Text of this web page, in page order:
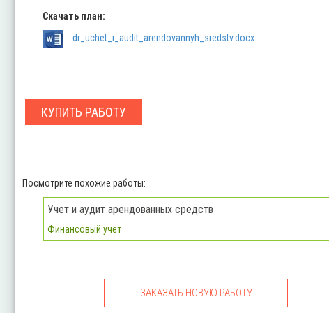
Скачать план:
dr_uchet_i_audit_arendovannyh_sredstv.docx
КУПИТЬ РАБОТУ
Посмотрите похожие работы:
Учет и аудит арендованных средств
Финансовый учет
ЗАКАЗАТЬ НОВУЮ РАБОТУ